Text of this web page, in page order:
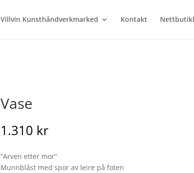
Villvin Kunsthåndverkmarked Kontakt
Vase
1.310 kr
“Arven etter mor”
Munnblåst med spor av leire på foten